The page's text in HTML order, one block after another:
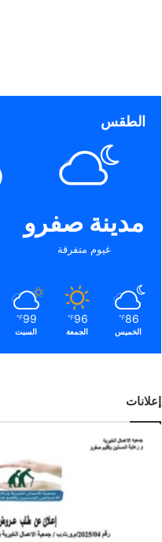
الطقس
مدينة صفرو
غيوم متفرقة
86
℉
الخميس
96
℉
الجمعة
99
℉
السبت
إعلانات